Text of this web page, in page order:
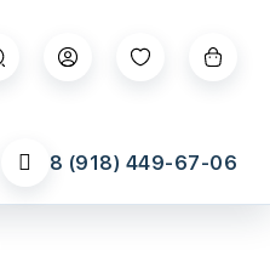
8 (918) 449-67-06